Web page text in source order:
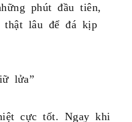
phút đầu tiên,
thật lâu để đá kịp
lửa”
cực tốt. Ngay khi